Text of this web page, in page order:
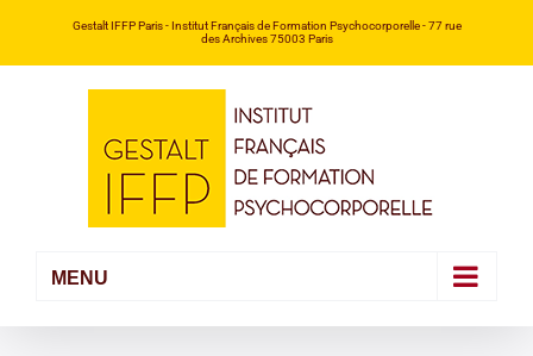
Gestalt IFFP Paris- Institut Français de Formation Psychocorporelle -77 rue
des Archives 75003 Paris